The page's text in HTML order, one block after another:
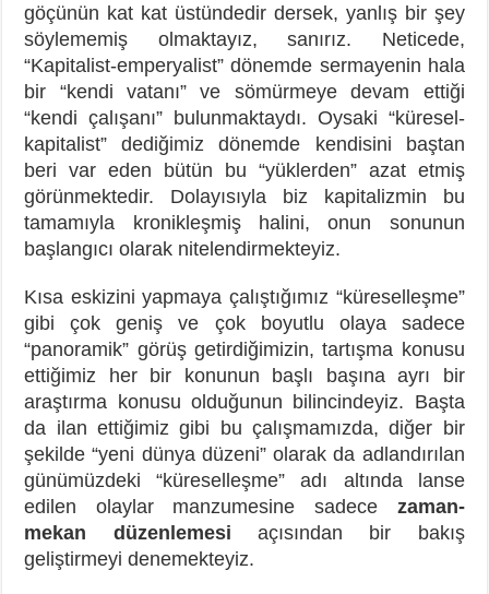
göçünün kat kat üstündedir dersek, yanlış bir şey
söylememiş olmaktayız, sanırız. Neticede,
“Kapitalist-emperyalist” dönemde sermayenin hala
bir “kendi vatanı” ve sömürmeye devam ettiği
“kendi çalışanı” bulunmaktaydı. Oysaki “küresel-
kapitalist” dediğimiz dönemde kendisini baştan
beri var eden bütün bu “yüklerden” azat etmiş
görünmektedir. Dolayısıyla biz kapitalizmin bu
tamamıyla kronikleşmiş halini, onun sonunun
başlangıcı olarak nitelendirmekteyiz.
Kısa eskizini yapmaya çalıştığımız “küreselleşme”
gibi çok geniş ve çok boyutlu olaya sadece
“panoramik” görüş getirdiğimizin, tartışma konusu
ettiğimiz her bir konunun başlı başına ayrı bir
araştırma konusu olduğunun bilincindeyiz. Başta
da ilan ettiğimiz gibi bu çalışmamızda, diğer bir
şekilde “yeni dünya düzeni” olarak da adlandırılan
günümüzdeki “küreselleşme” adı altında lanse
edilen olaylar manzumesine sadece zaman-
mekan düzenlemesi açısından bir bakış
geliştirmeyi denemekteyiz.